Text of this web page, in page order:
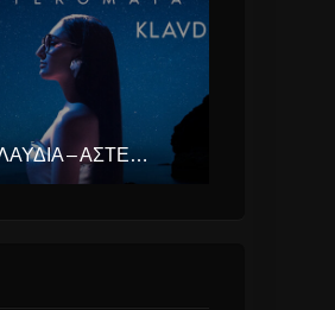
ΚΛΑΥΔΊΑ – ΑΣΤΕΡΟΜΆΤΑ (EUROVISION ΕΛΛΆΔΑ 2025)